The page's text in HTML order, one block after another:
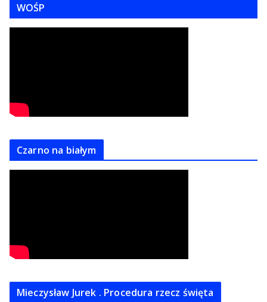
WOŚP
Czarno na białym
Mieczysław Jurek . Procedura rzecz święta